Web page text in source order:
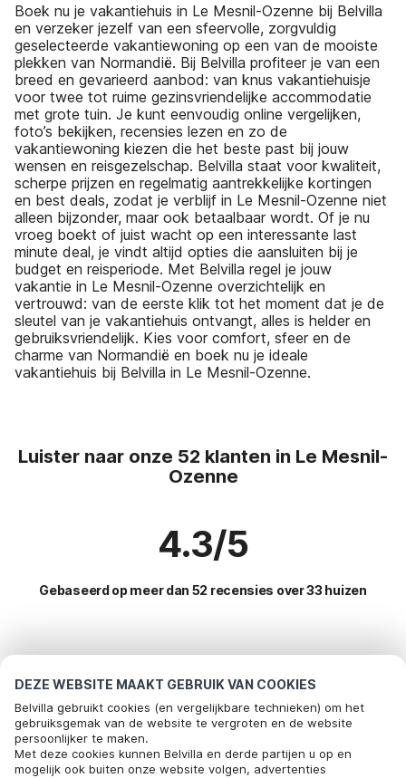
DEZE WEBSITE MAAKT GEBRUIK VAN COOKIES
Belvilla gebruikt cookies (en vergelijkbare technieken) om het
gebruiksgemak van de website te vergroten en de website
persoonlijker te maken.
Met deze cookies kunnen Belvilla en derde partijen u op en
mogelijk ook buiten onze website volgen, advertenties
Boek nu je vakantiehuis in Le Mesnil-Ozenne bij Belvilla
en verzeker jezelf van een sfeervolle, zorgvuldig
geselecteerde vakantiewoning op een van de mooiste
plekken van Normandië. Bij Belvilla profiteer je van een
breed en gevarieerd aanbod: van knus vakantiehuisje
voor twee tot ruime gezinsvriendelijke accommodatie
met grote tuin. Je kunt eenvoudig online vergelijken,
foto’s bekijken, recensies lezen en zo de
vakantiewoning kiezen die het beste past bij jouw
wensen en reisgezelschap. Belvilla staat voor kwaliteit,
scherpe prijzen en regelmatig aantrekkelijke kortingen
en best deals, zodat je verblijf in Le Mesnil-Ozenne niet
alleen bijzonder, maar ook betaalbaar wordt. Of je nu
vroeg boekt of juist wacht op een interessante last
minute deal, je vindt altijd opties die aansluiten bij je
budget en reisperiode. Met Belvilla regel je jouw
vakantie in Le Mesnil-Ozenne overzichtelijk en
vertrouwd: van de eerste klik tot het moment dat je de
sleutel van je vakantiehuis ontvangt, alles is helder en
gebruiksvriendelijk. Kies voor comfort, sfeer en de
charme van Normandië en boek nu je ideale
vakantiehuis bij Belvilla in Le Mesnil-Ozenne.
Luister naar onze 52 klanten in Le Mesnil-
Ozenne
4.3/5
Gebaseerd op meer dan 52 recensies over 33 huizen
vakantie
Top steden met top voorzieningen voor vakantie
Kindvriendelijke vakantiehuizen bayeux
Populaire voorzieningen voor vakantie in Le-mesnil-
Bel om te boeken